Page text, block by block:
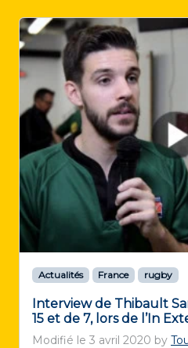
Actualités France rugby
Interview de Thibault
15 et de 7, lors de l’In
Modifié le 3 avril 2020 by